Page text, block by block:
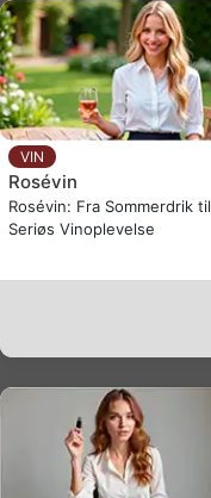
VIN
Rosévin
Rosévin: Fra Sommerdrik til
Seriøs Vinoplevelse